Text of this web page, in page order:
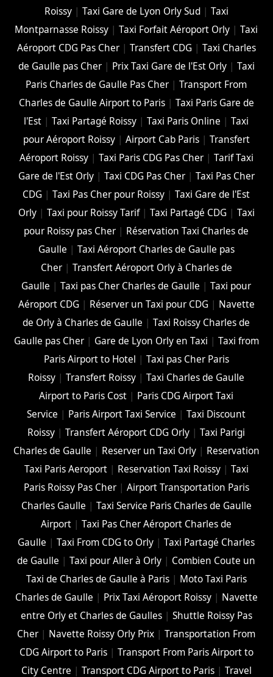
Roissy| Taxi Gare de Lyon Orly Sud| Taxi
Montparnasse Roissy |Taxi Forfait Aéroport Orly |Taxi
Aéroport CDG Pas Cher| Transfert CDG | Taxi Charles
de Gaulle pas Cher| Prix Taxi Gare de l'Est Orly| Taxi
Paris Charles de Gaulle Pas Cher |Transport From
Charles de Gaulle Airport to Paris| Taxi Paris Gare de
l'Est |Taxi Partagé Roissy |Taxi Paris Online |Taxi
pour Aéroport Roissy| Airport Cab Paris| Transfert
Aéroport Roissy| Taxi Paris CDG Pas Cher| Tarif Taxi
Gare de l'Est Orly| Taxi CDG Pas Cher| Taxi Pas Cher
CDG |Taxi Pas Cher pour Roissy |Taxi Gare de l'Est
Orly| Taxi pour Roissy Tarif| Taxi Partagé CDG | Taxi
pour Roissy pas Cher | Réservation Taxi Charles de
Gaulle | Taxi Aéroport Charles de Gaulle pas
Cher| Transfert Aéroport Orly à Charles de
Gaulle |Taxi pas Cher Charles de Gaulle |Taxi pour
Aéroport CDG | Réserver un Taxi pour CDG | Navette
de Orly à Charles de Gaulle |Taxi Roissy Charles de
Gaulle pas Cher| Gare de Lyon Orly en Taxi | Taxi from
Paris Airport to Hotel | Taxi pas Cher Paris
Roissy |Transfert Roissy |Taxi Charles de Gaulle
Airport to Paris Cost | Paris CDG Airport Taxi
Service | Paris Airport Taxi Service |Taxi Discount
Roissy |Transfert Aéroport CDG Orly |Taxi Parigi
Charles de Gaulle | Reserver un Taxi Orly| Reservation
Taxi Paris Aeroport| Reservation Taxi Roissy| Taxi
Paris Roissy Pas Cher| Airport Transportation Paris
Charles Gaulle | Taxi Service Paris Charles de Gaulle
Airport |Taxi Pas Cher Aéroport Charles de
Gaulle |Taxi From CDG to Orly |Taxi Partagé Charles
de Gaulle |Taxi pour Aller à Orly | Combien Coute un
Taxi de Charles de Gaulle à Paris| Moto Taxi Paris
Charles de Gaulle | Prix Taxi Aéroport Roissy| Navette
entre Orly et Charles de Gaulles| Shuttle Roissy Pas
Cher | Navette Roissy Orly Prix |Transportation From
CDG Airport to Paris| Transport From Paris Airport to
City Centre | Transport CDG Airport to Paris| Travel